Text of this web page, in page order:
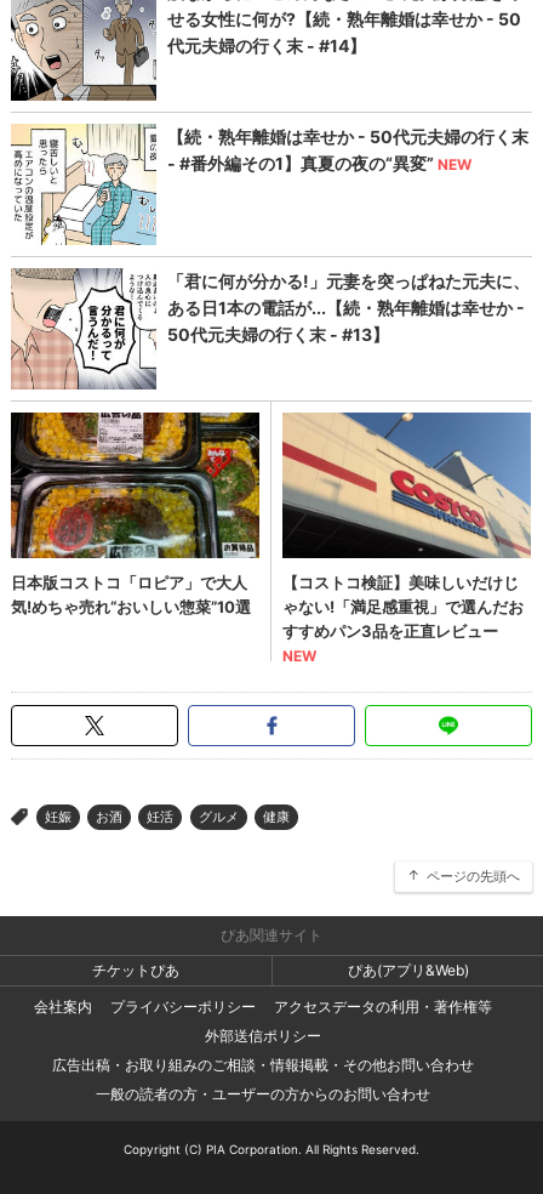
> 妊娠 お酒 妊活 グルメ 健康
ページの先頭へ
ぴあ関連サイト
チケットぴあ
ぴあ(アプリ&Web)
会社案内
プライバシーポリシー
アクセスデータの利用・著作権等
外部送信ポリシー
広告出稿・お取り組みのご相談・情報掲載・その他お問い合わせ
一般の読者の方・ユーザーの方からのお問い合わせ
Copyright (C) PIA Corporation. All Rights Reserved.